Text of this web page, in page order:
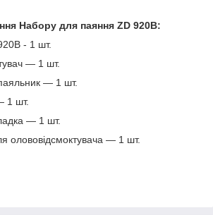
Набору для паяння ZD 920B:
- 1 шт.
— 1 шт.
— 1 шт.
1 шт.
— 1 шт.
олововідсмоктувача — 1 шт.